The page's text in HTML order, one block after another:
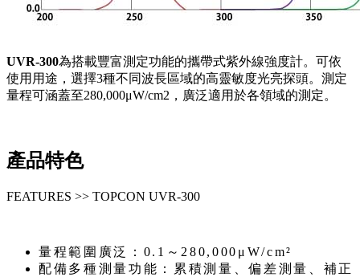
UVR-300為搭載豐富測定功能的攜帶式紫外線強度計。可依
使用用途，選擇3種不同波長區域的高靈敏度光亮探頭。測定
量程可涵蓋至280,000μW/cm2，廣泛適用於各領域的測定。
產品特色
FEATURES >> TOPCON UVR-300
量程範圍廣泛：0.1～280,000μW/cm²
配備多種測量功能：累積測量、偏差測量、補正